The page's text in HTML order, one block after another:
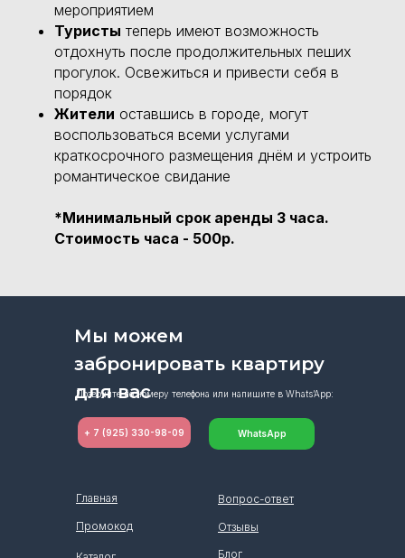
мероприятием
Туристы теперь имеют возможность
отдохнуть после продолжительных пеших
прогулок. Освежиться и привести себя в
порядок
Жители оставшись в городе, могут
воспользоваться всеми услугами
краткосрочного размещения днём и устроить
романтическое свидание
*Минимальный срок аренды 3 часа.
Стоимость часа - 500р.
Мы можем
забронировать квартиру
для вас
Позвоните по номеру телефона или напишите в Whats’App:
+ 7 (925) 330-98-09 WhatsApp
Главная
Промокод
Вопрос-ответ
Отзывы
Блог